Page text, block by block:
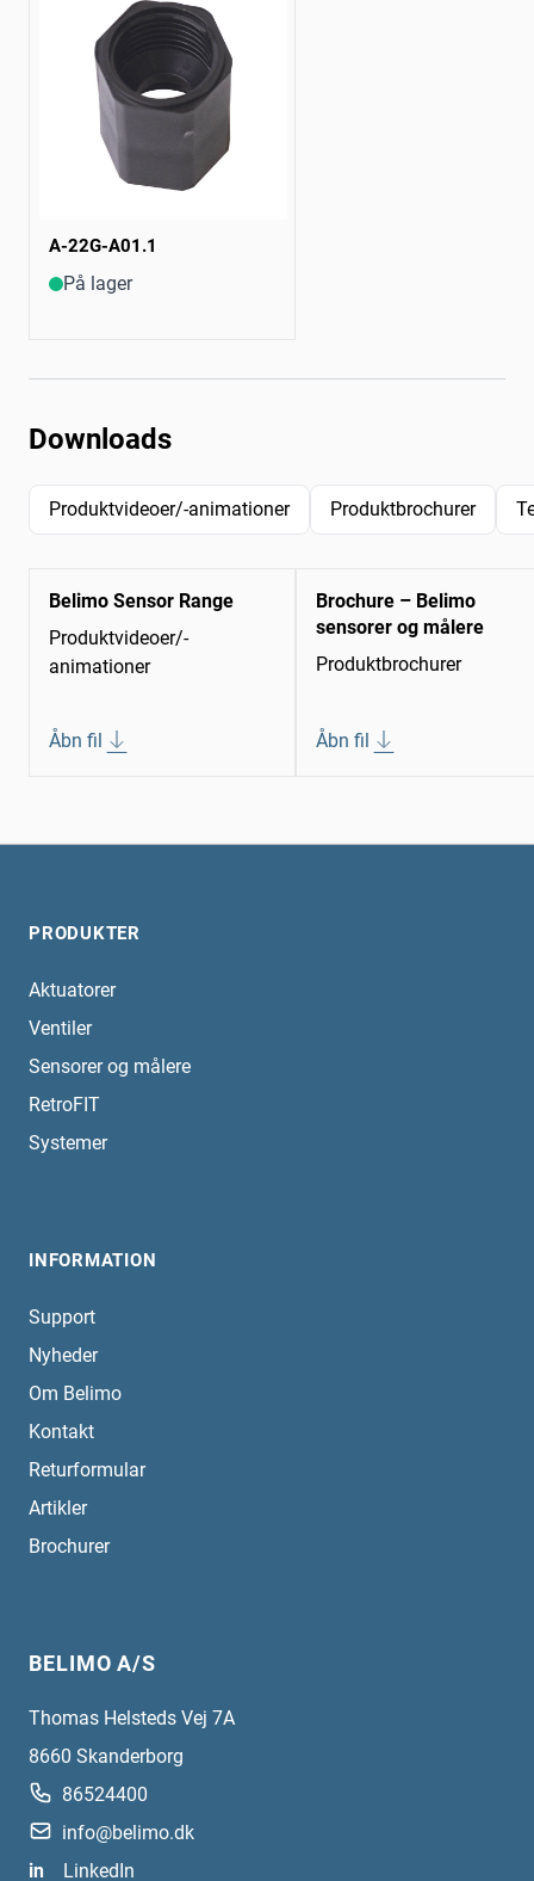
A-22G-A01.1
På lager
Downloads
Produktvideoer/-animationer Produktbrochurer
Belimo Sensor Range
Produktvideoer/-
animationer
Åbn fil
Brochure – Belimo
sensorer og målere
Produktbrochurer
Åbn fil
PRODUKTER
Aktuatorer
Ventiler
Sensorer og målere
RetroFIT
Systemer
INFORMATION
Support
Nyheder
Om Belimo
Kontakt
Returformular
Artikler
Brochurer
BELIMO A/S
Thomas Helsteds Vej 7A
8660 Skanderborg
86524400
info@belimo.dk
in
LinkedIn